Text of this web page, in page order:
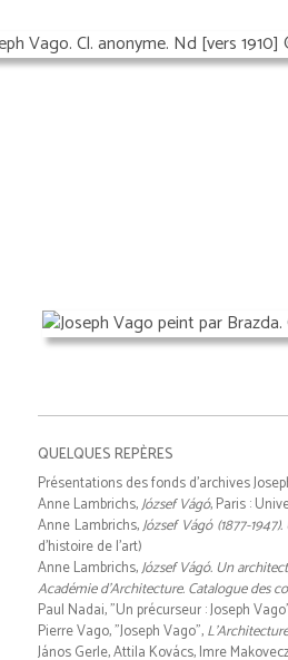
QUELQUES REPÈRES
Présentations des fonds d'archives
Anne Lambrichs,József Vágó, Paris :
Anne Lambrichs,József Vágó (1877-
d'histoire de l'art)
Anne Lambrichs,József Vágó. Un
Académie d'Architecture. Catalogue des
Paul Nadai, "Un précurseur : Joseph
Pierre Vago, "Joseph Vago",
János Gerle, Attila Kovács, Imre